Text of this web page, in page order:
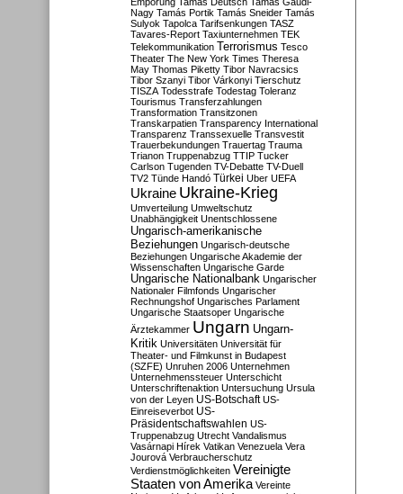
Nagy Tamás Portik Tamás Sneider Tamás
Sulyok Tapolca Tarifsenkungen TASZ
Tavares-Report Taxiunternehmen TEK
Telekommunikation Terrorismus Tesco
Theater The New York Times Theresa
May Thomas Piketty Tibor Navracsics
Tibor Szanyi Tibor Várkonyi Tierschutz
TISZA Todesstrafe Todestag Toleranz
Tourismus Transferzahlungen
Transformation Transitzonen
Transkarpatien Transparency International
Transparenz Transsexuelle Transvestit
Trauerbekundungen Trauertag Trauma
Trianon Truppenabzug TTIP Tucker
Carlson Tugenden TV-Debatte TV-Duell
TV2 Tünde Handó Türkei Uber UEFA
Ukraine Ukraine-Krieg
Umverteilung Umweltschutz
Unabhängigkeit Unentschlossene
Ungarisch-amerikanische
Beziehungen Ungarisch-deutsche
Beziehungen Ungarische Akademie der
Wissenschaften Ungarische Garde
Ungarische Nationalbank Ungarischer
Nationaler Filmfonds Ungarischer
Rechnungshof Ungarisches Parlament
Ungarische Staatsoper Ungarische
Ärztekammer Ungarn Ungarn-
Kritik Universitäten Universität für
Theater- und Filmkunst in Budapest
(SZFE) Unruhen 2006 Unternehmen
Unternehmenssteuer Unterschicht
Unterschriftenaktion Untersuchung Ursula
von der Leyen US-Botschaft US-
Einreiseverbot US-
Präsidentschaftswahlen US-
Truppenabzug Utrecht Vandalismus
Vasárnapi Hírek Vatikan Venezuela Vera
Jourová Verbraucherschutz
Verdienstmöglichkeiten Vereinigte
Staaten von Amerika Vereinte